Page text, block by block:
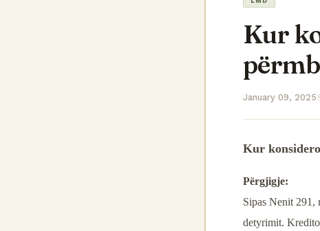
Kur
January 09, 2025
Kur
Përgjigje:
Sipas Nenit 291,
detyrimit.